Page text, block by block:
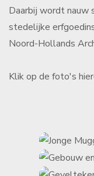
Daarbij wordt nauw
stedelijke
Noord-Hollands
Klik op de foto's